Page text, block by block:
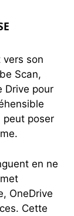
vers son
Scan,
Drive pour
peut poser
en ne
OneDrive
Cette